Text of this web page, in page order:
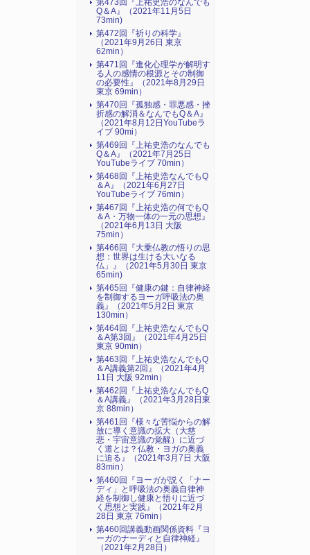
第473回『上祐史浩のなんでも
Q＆A』（2021年11月5日
73min)
第472回『祈りの科学』
（2021年9月26日 東京
62min）
第471回『進化心理学が解明す
る人の感情の根源とその制御
の必要性』（2021年8月29日
東京 69min）
第470回『孤独感・罪悪感・挫
折感の解消＆なんでもQ＆A』
（2021年8月12日YouTubeラ
イブ 90mi）
第469回『上祐史浩のなんでも
Q＆A』（2021年7月25日
YouTubeライブ 70min）
第468回『上祐史浩なんでもQ
＆A』（2021年6月27日
YouTubeライブ 76min）
第467回『上祐史浩の何でもQ
＆A・万物一体の一元の思想』
（2021年6月13日 大阪
75min）
第466回『大乗仏教の悟りの思
想：世界は生ける大いなる
仏」』（2021年5月30日 東京
65min)
第465回『健康の鍵：自律神経
を制御するヨーガ呼吸法の奥
義』（2021年5月2日 東京
130min）
第464回『上祐史浩なんでもQ
＆A第3回』（2021年4月25日
東京 90min）
第463回『上祐史浩なんでもQ
＆A講義第2回』（2021年4月
11日 大阪 92min）
第462回『上祐史浩なんでもQ
＆A講義』（2021年3月28日東
京 88min）
第461回『様々な苦悩からの解
放に導く意識の拡大（大慈
悲・宇宙意識の覚醒）に近づ
く道とは？仏教・ヨガの奥義
に迫る』（2021年3月7日 大阪
83min）
第460回『ヨーガが説く「ナー
ディ」と呼吸法の奥義自律神
経を制御し健康と悟りに近づ
く思想と実践』（2021年2月
28日 東京 76min）
第460回講義動画関係資料『ヨ
ーガのナーディと自律神経』
（2021年2月28日）